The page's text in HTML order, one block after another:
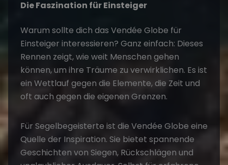
Die Faszination für Einsteiger
Warum sollte dich das Vendée Globe für
Einsteiger interessieren? Ganz einfach: Dieses
Rennen zeigt, wie weit Menschen gehen
können, um ihre Träume zu verwirklichen. Es ist
ein Wettlauf gegen die Elemente, die Zeit und
oft auch gegen die eigenen Grenzen.
Für Segelbegeisterte ist die Vendée Globe eine
Quelle der Inspiration. Sie bietet spannende
Geschichten von Siegen, Rückschlägen und